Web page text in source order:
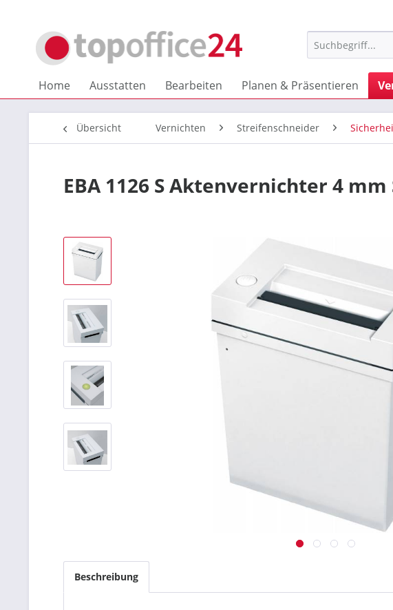
Home Ausstatten Bearbeiten Planen & Präsentieren
Übersicht Vernichten Streifenschneider
EBA 1126 S Aktenvernichter 4
Beschreibung